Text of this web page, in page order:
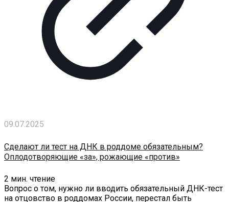
09.07.2025
Сделают ли тест на ДНК в роддоме обязательным?
Оплодотворяющие «за», рожающие «против»
2 мин. чтение
Вопрос о том, нужно ли вводить обязательный ДНК-тест
на отцовство в роддомах России, перестал быть